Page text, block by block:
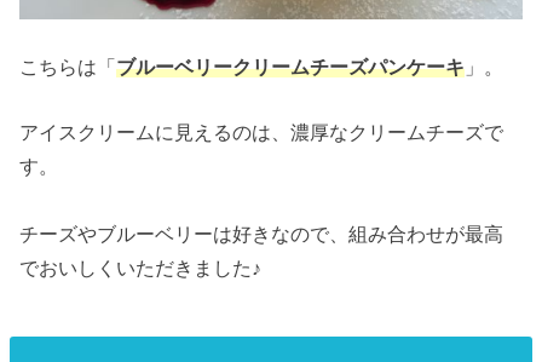
こちらは「ブルーベリークリームチーズパンケーキ 」。
アイスクリームに見えるのは、濃厚なクリームチーズで
す。
チーズやブルーベリーは好きなので、組み合わせが最高
でおいしくいただきました♪